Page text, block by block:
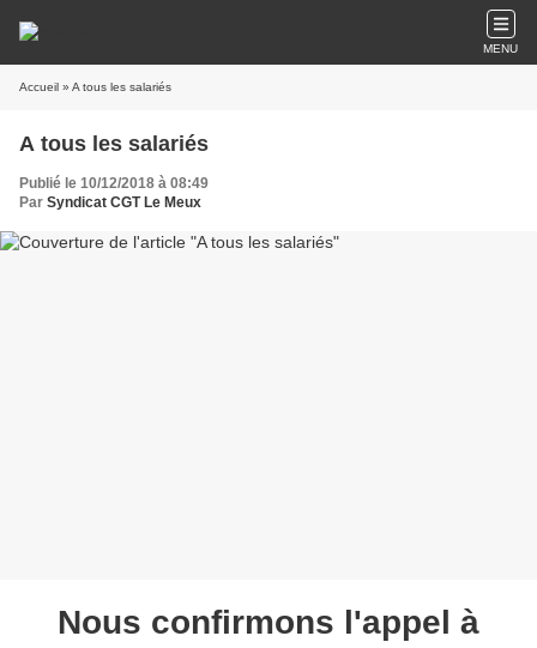
MENU
Accueil » A tous les salariés
A tous les salariés
Publié le 10/12/2018 à 08:49
Par Syndicat CGT Le Meux
Nous confirmons l'appel à